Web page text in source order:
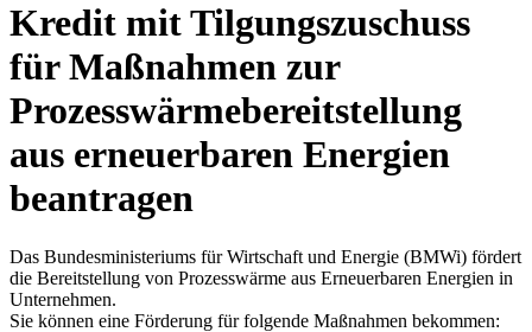
Kredit mit Tilgungszuschuss
für Maßnahmen zur
Prozesswärmebereitstellung
aus erneuerbaren Energien
beantragen
Das Bundesministeriums für Wirtschaft und Energie (BMWi) fördert
die Bereitstellung von Prozesswärme aus Erneuerbaren Energien in
Unternehmen.
Sie können eine Förderung für folgende Maßnahmen bekommen: